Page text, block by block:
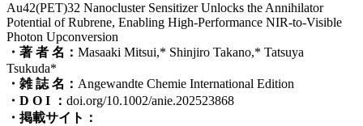
Au42(PET)32 Nanocluster Sensitizer Unlocks the Annihilator
Potential of Rubrene, Enabling High-Performance NIR-to-Visible
Photon Upconversion
・著 者 名： Masaaki Mitsui,* Shinjiro Takano,* Tatsuya
Tsukuda*
・ 雑 誌 名： Angewandte Chemie International Edition
・ D O I ： doi.org/10.1002/anie.202523868
・ 掲載サイト：